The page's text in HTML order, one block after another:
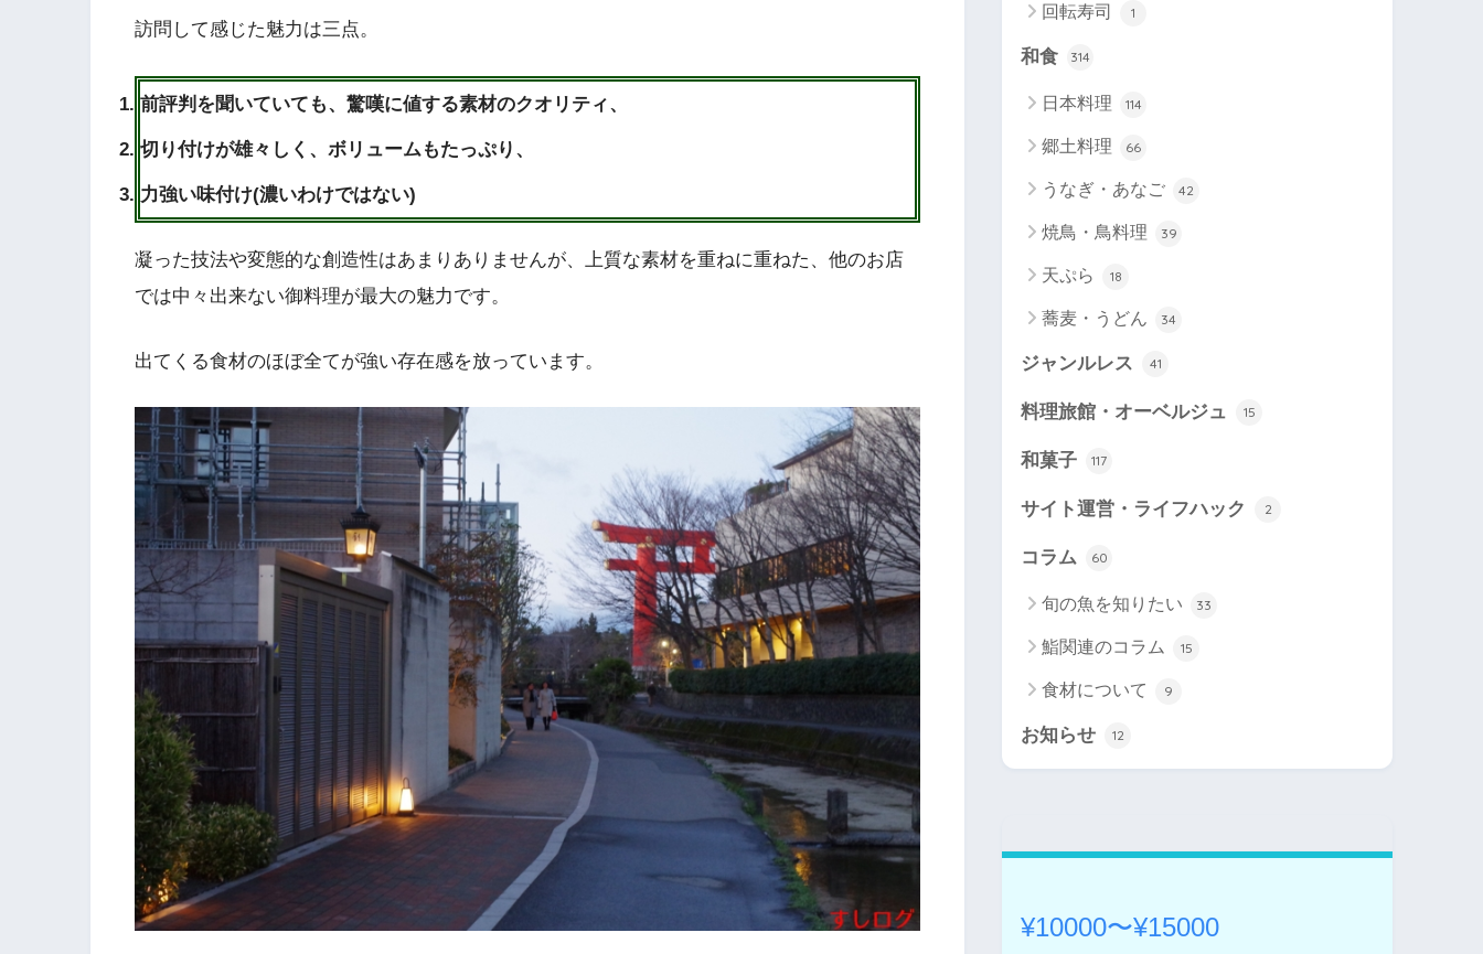
訪問して感じた魅力は三点。
前評判を聞いていても、驚嘆に値する素材のクオリティ、
切り付けが雄々しく、ボリュームもたっぷり、
力強い味付け(濃いわけではない)
凝った技法や変態的な創造性はあまりありませんが、上質な素材を重ねに重ねた、他のお店
では中々出来ない御料理が最大の魅力です。
出てくる食材のほぼ全てが強い存在感を放っています。
回転寿司 1
和食 314
日本料理 114
郷土料理 66
うなぎ・あなご 42
焼鳥・鳥料理 39
天ぷら 18
蕎麦・うどん 34
ジャンルレス 41
料理旅館・オーベルジュ 15
和菓子 117
サイト運営・ライフハック 2
コラム 60
旬の魚を知りたい 33
鮨関連のコラム 15
食材について 9
お知らせ 12
¥10000〜¥15000